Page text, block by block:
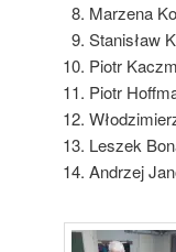
Marzena
Stanisław
Piotr
Piotr
Leszek
Andrzej